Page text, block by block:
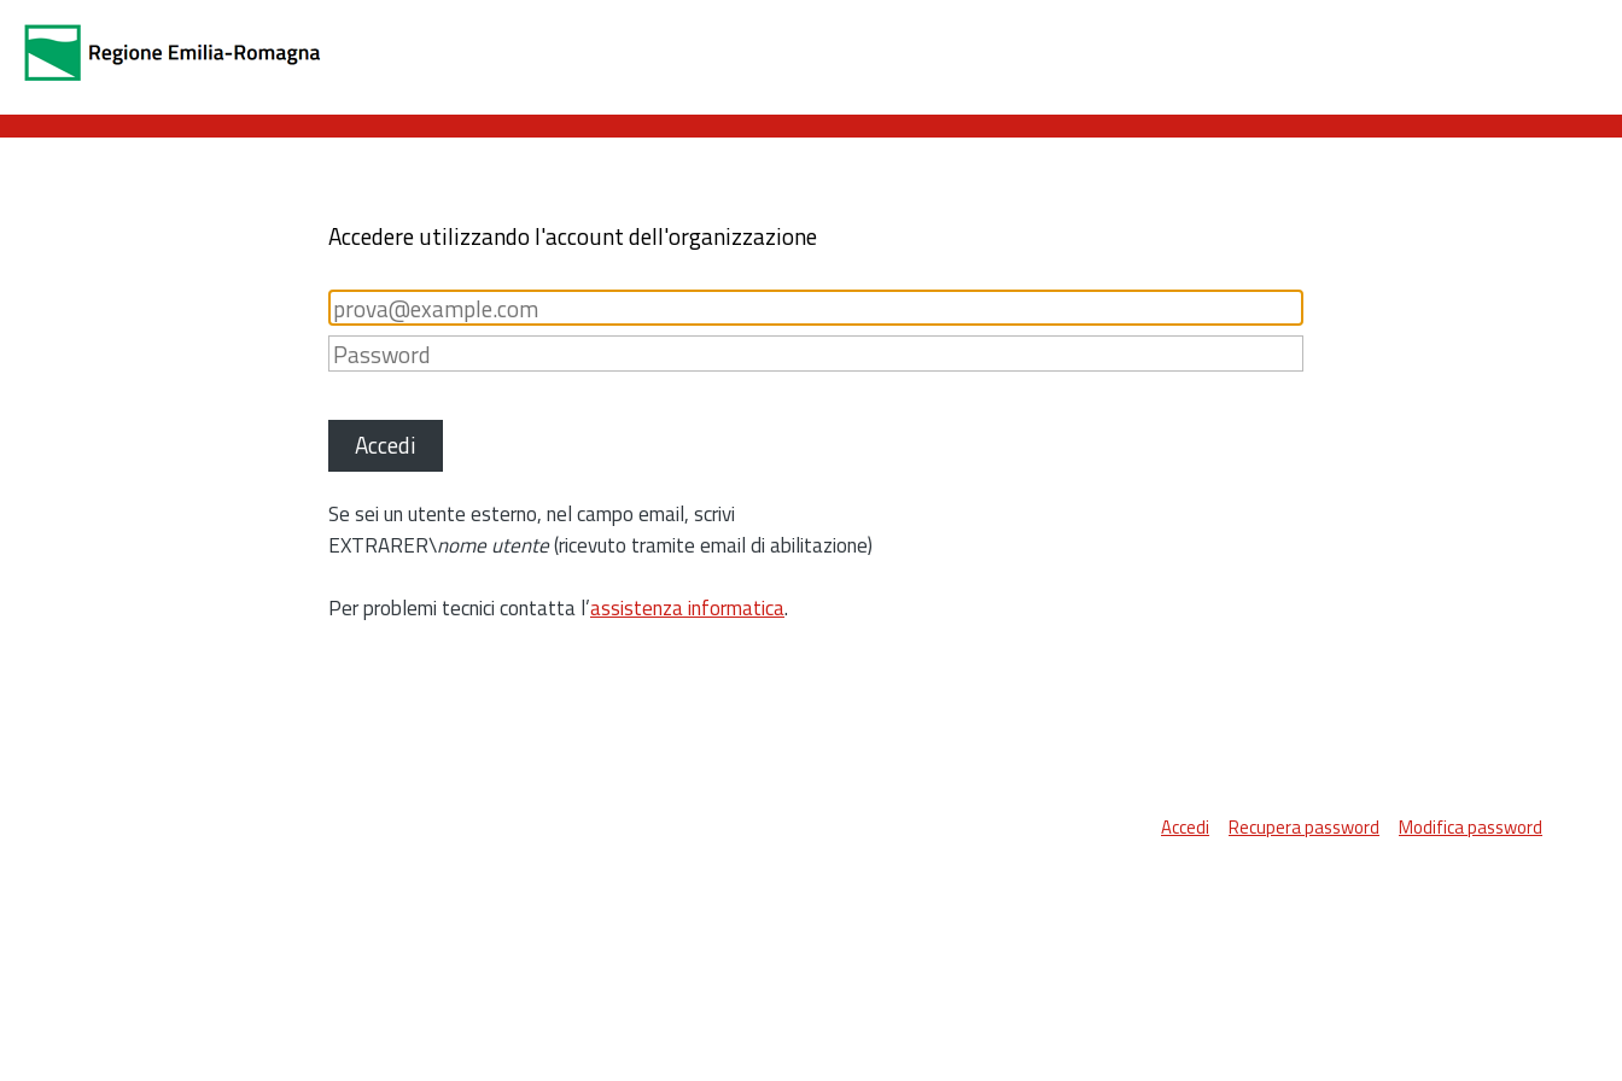
Accedere utilizzando l'account dell'organizzazione
Accedi
Se sei un utente esterno, nel campo email, scrivi
EXTRARER\nome utente(ricevuto tramite email di abilitazione)
Per problemi tecnici contatta l’assistenza informatica.
Accedi Recupera password Modifica password